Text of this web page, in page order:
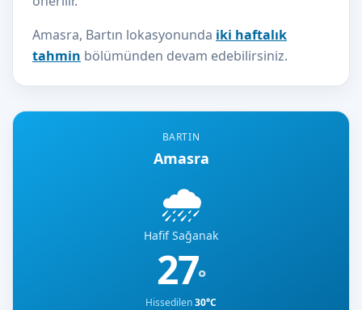
BARTIN
Amasra
🌧️
Hafif Sağanak
27°
Hissedilen30°C
Amasra, Bartın lokasyonunda iki haftalık
tahmin bölümünden devam edebilirsiniz.